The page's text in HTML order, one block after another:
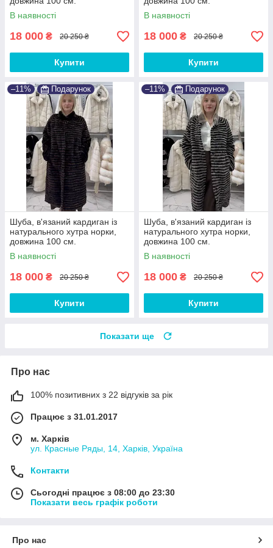
В наявності
18 000 ₴ 20 250 ₴
Купити
В наявності
18 000 ₴ 20 250 ₴
Купити
–11% Подарунок
Шуба, в'язаний кардиган із
натурального хутра норки,
довжина 100 см.
В наявності
18 000 ₴ 20 250 ₴
Купити
–11% Подарунок
Шуба, в'язаний кардиган із
натурального хутра норки,
довжина 100 см.
В наявності
18 000 ₴ 20 250 ₴
Купити
Показати ще
Про нас
100% позитивних з 22 відгуків за рік
Працює з 31.01.2017
м. Харків
ул. Красные Ряды, 14, Харків, Україна
Контакти
Сьогодні працює з 08:00 до 23:30
Показати весь графік роботи
Про нас